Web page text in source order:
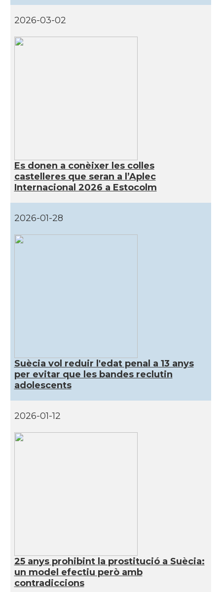
2026-03-02
Es donen a conèixer les colles
castelleres que seran a l’Aplec
Internacional 2026 a Estocolm
2026-01-28
Suècia vol reduir l'edat penal a 13 anys
per evitar que les bandes reclutin
adolescents
2026-01-12
25 anys prohibint la prostitució a Suècia:
un model efectiu però amb
contradiccions